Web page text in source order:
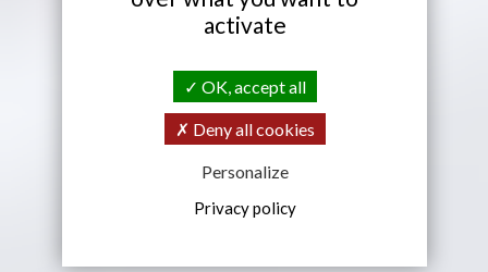
activate
OK, accept all
Deny all cookies
Personalize
Privacy policy